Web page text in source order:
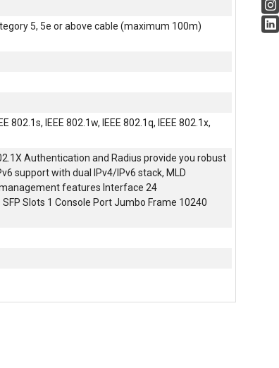
5, 5e or above cable (maximum 100m)
802.1s, IEEE 802.1w, IEEE 802.1q, IEEE 802.1x,
Authentication and Radius provide you robust
support with dual IPv4/IPv6 stack, MLD
management features Interface 24
Slots 1 Console Port Jumbo Frame 10240